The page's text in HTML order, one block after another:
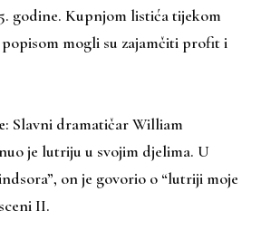
godine. Kupnjom listića tijekom
mogli su zajamčiti profit i
: Slavni dramatičar William
je lutriju u svojim djelima. U
on je govorio o “lutriji moje
II.